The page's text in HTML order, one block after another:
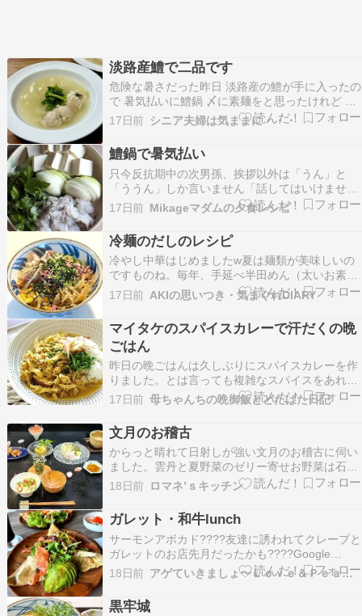
淡路産鱧で二品です
危険な暑さだった昨日 淡路産の鱧が手に入ったの
で 暑気払いに鱧鍋 〆に素麺をと思ったけれど 夫
の食欲を考えたら… で鍋仕立てに そんな昨日の
夕飯です ７月２１日の夕飯 鱧の鍋仕立て淡路産
の鱧一尾アラでお出汁を取り淡路の玉ねぎを入れ
茅乃舎の煎り酒と味醂で調味 淡路玉ねぎトロト
ロ…
17日前 シニア夫婦は気ままに・・・
鱧鍋で暑気払い
只今反抗期中の次男孫、挨拶以外は「うん」と
「ううん」しか言いません「話してはいけません
と言う宗教にでも入信した？」と聞いてしまいま
した。5月の連休中は私ともくっついて肩を抱い
て歩いてくれていたのに最近はつれない態度なの
です。ママとはスキンシップを取っているので娘
は反抗期は脱したと…
17日前 Mikageマダムの夕食レシピ
冷麺のだしのレシピ
冷やし中華はじめましたw夏は麺類が美味しいの
ですものね。毎年、手延べ半田めん（太いお素
麺）を取り寄せて気に入って食してますが、冷や
し中華も久しぶりに食べたくなったので。お出汁
もすぐ出来るので、参考になればと書いておきま
すね♪今朝起きたら、ちょっと腰が痛い…なんで
も早め早めの処置…
17日前 AKIの思いつき・気まぐれDIARY
マイタケのスパイスカレーで汗だくの晩
ごはん
昨日の晩ごはんは久しぶりにスパイスカレーを作
りました。とは言っても複雑なスパイスをあれこ
れ組み合わせて作る方ではなく、使うのはカレー
粉とクミンシードのみ。包丁すら使わずササっと
できてしまうのですが、ほんまにこの材料だけで
作ったん・・・？！と我ながらびっくりするくら
い美味しい。美味…
17日前 母ちゃんちの晩御飯とどたばた日記
文月のお稽古
からっと晴れて日射しが強い文月のお稽古に伺い
ました。雲丹と夏野菜のゼリー寄せお野菜は石川
芋、南瓜、オクラ雲丹と胡麻だれがよく合いま
す。蔓紫と蛸の翠酢和えすり下ろした胡瓜にお出
汁、お酢とスダチで作ったタレで和えます。暑い
日にぴったりな酢の物ここで鱧と夏野菜のしゃぶ
しゃぶ鯵の巻物みた…
18日前 ロマネ’ｓキッチン
ガレット・和牛lunch
サーモンアボカド????友達に誘われてクレープと
ガレットのお店先月だったかも????Google
Searchwww.google.com和牛ひつまぶし????
Google Searchwww.google.comこちらも友達に
誘われて！朝から活動だったり????????️お店…
18日前 アゲていきましょ〜Ｌｏｖｅ＆Ｐｅａｃｅ
黒牢城